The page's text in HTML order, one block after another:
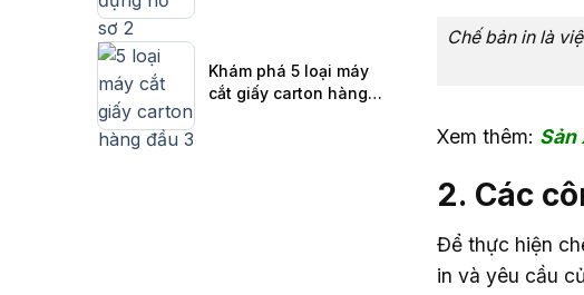
Khám phá 5 loại máy
cắt giấy carton hàng
Chế bản in là
Xem thêm: Sản
2. Các
Để thực hiện
in và yêu cầu